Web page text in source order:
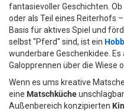
fantasievoller Geschichten.
oder als Teil eines Reiterhofs
Basis für aktives Spiel und
selbst "Pferd" sind, ist ein
wunderbare Geschenkidee.
Galopprennen über die Wiese
Wenn es ums kreative
eine Matschküche
Außenbereich konzipierten